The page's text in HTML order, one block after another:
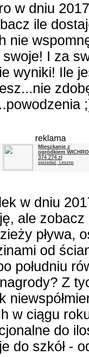
w dniu
ile
nie
swoje! I za
wyniki! Ile
ia
reklama
Mieszkanie z
ogródkiem
374 274 zł
sprzedaż, Leszno
w dniu
ale
pływa,
od
południu
Z
w ciągu
do
do szkół -